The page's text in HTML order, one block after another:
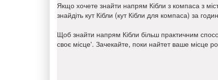
Якщо хочете знайти напрям Кібли з компаса з
знайдіть кут Кібли (кут Кібли для компаса) за
Щоб знайти напрям Кібли більш практичним
своє місце'. Зачекайте, поки найтет ваше місце